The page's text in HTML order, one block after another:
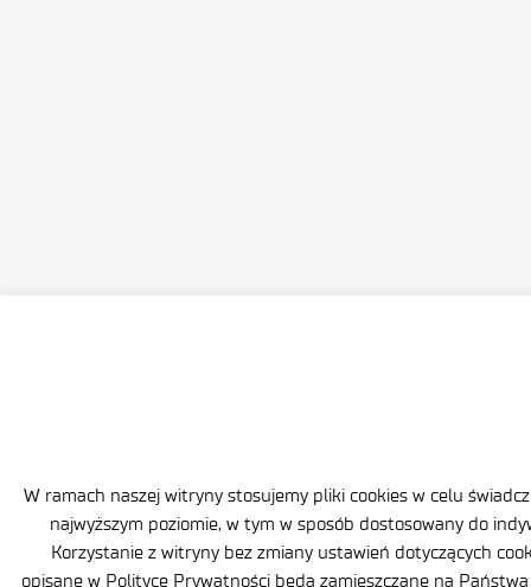
W ramach naszej witryny stosujemy pliki cookies w celu
najwyższym poziomie, w tym w sposób dostosowany do
Korzystanie z witryny bez zmiany ustawień dotyczących
opisane w Polityce Prywatności będą zamieszczane na